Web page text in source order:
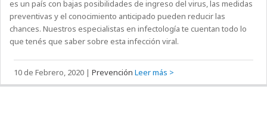
es un país con bajas posibilidades de ingreso del virus, las medidas
preventivas y el conocimiento anticipado pueden reducir las
chances. Nuestros especialistas en infectología te cuentan todo lo
que tenés que saber sobre esta infección viral.
10 de Febrero, 2020 |Prevención Leer más >